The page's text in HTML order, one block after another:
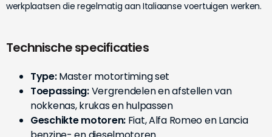
werkplaatsen die regelmatig aan Italiaanse voertuigen werken.
Technische specificaties
Type:Master motortiming set
Toepassing:Vergrendelen en afstellen van
nokkenas, krukas en hulpassen
Geschikte motoren:Fiat, Alfa Romeo en Lancia